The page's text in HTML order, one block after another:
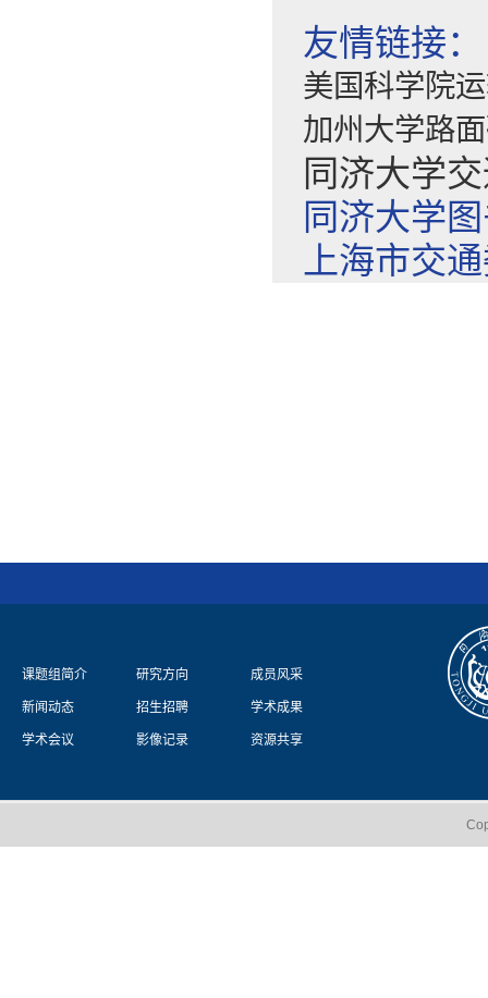
友情链接：
美国科学院
加州大学路
同济大学
同济大学
上海市交
课题组简介 研究方向 成员风采
新闻动态 招生招聘 学术成果
学术会议 影像记录 资源共享